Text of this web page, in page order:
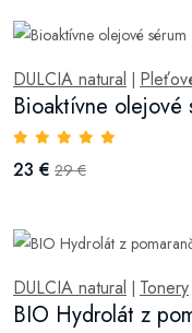
DULCIA natural |
Bioaktívne olejové
23 € 29 €
DULCIA natural Tonery
BIO Hydrolát z